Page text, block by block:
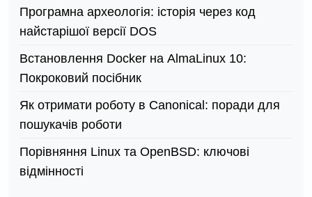
Програмна археологія: історія через код
найстарішої версії DOS
Встановлення Docker на AlmaLinux 10:
Покроковий посібник
Як отримати роботу в Canonical: поради для
пошукачів роботи
Порівняння Linux та OpenBSD: ключові
відмінності